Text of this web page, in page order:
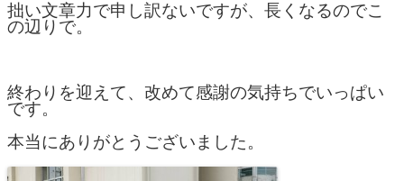
拙い文章力で申し訳ないですが、長くなるのでこ
の辺りで。
終わりを迎えて、改めて感謝の気持ちでいっぱい
です。
本当にありがとうございました。